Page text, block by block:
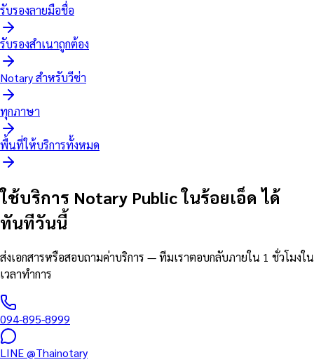
รับรองลายมือชื่อ
รับรองสำเนาถูกต้อง
Notary สำหรับวีซ่า
ทุกภาษา
พื้นที่ให้บริการทั้งหมด
ใช้บริการ Notary Public ในร้อยเอ็ด ได้
ทันทีวันนี้
ส่งเอกสารหรือสอบถามค่าบริการ — ทีมเราตอบกลับภายใน 1 ชั่วโมงใน
เวลาทำการ
094-895-8999
LINE@Thainotary